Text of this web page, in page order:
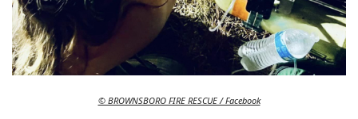
© BROWNSBORO FIRE RESCUE / Facebook